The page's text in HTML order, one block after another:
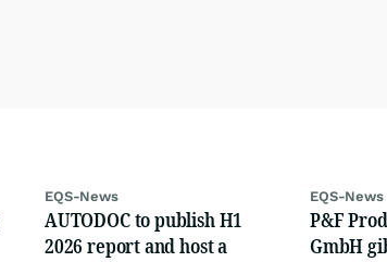
EQS-News
AUTODOC to publish H1
2026 report and host a
EQS-News
P&F
GmbH